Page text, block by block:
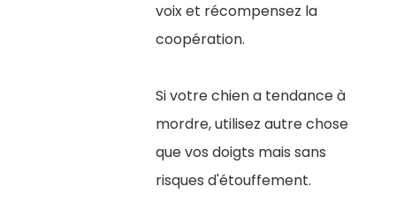
voix et récompensez la
coopération.
Si votre chien a tendance à
mordre, utilisez autre chose
que vos doigts mais sans
risques d'étouffement.